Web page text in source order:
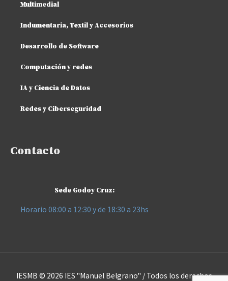
Multimedial
Indumentaria, Textil y Accesorios
Desarrollo de Software
Computación y redes
IA y Ciencia de Datos
Redes y Ciberseguridad
Contacto
Sede Godoy Cruz:
Horario 08:00 a 12:30 y de 18:30 a 23hs
IESMB © 2026 IES "Manuel Belgrano" / Todos los derechos